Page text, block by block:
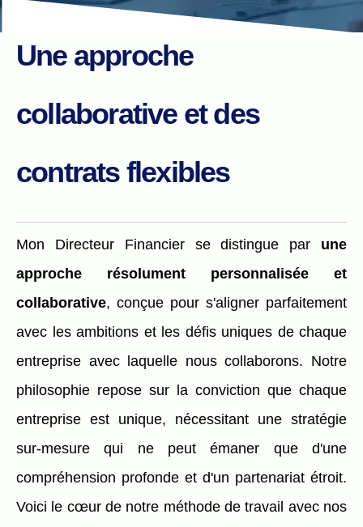
Une approche
collaborative et des
contrats flexibles
Mon Directeur Financier se distingue par une
approche résolument personnalisée et
collaborative, conçue pour s'aligner parfaitement
avec les ambitions et les défis uniques de chaque
entreprise avec laquelle nous collaborons. Notre
philosophie repose sur la conviction que chaque
entreprise est unique, nécessitant une stratégie
sur-mesure qui ne peut émaner que d'une
compréhension profonde et d'un partenariat étroit.
Voici le cœur de notre méthode de travail avec nos